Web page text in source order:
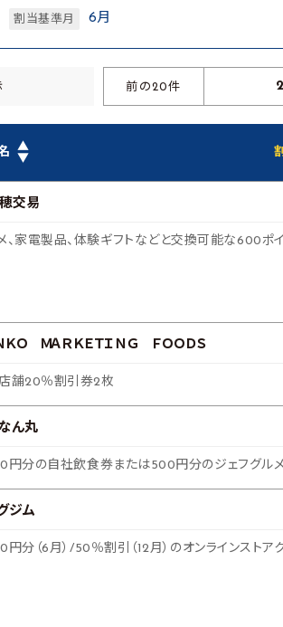
割当基準月 6月
前の20件
▲
▼
交易
、家電製品、体験ギフトなどと交換可能な600ポ
ＫＯ ＭＡＲＫＥＴＩＮＧ ＦＯＯＤＳ
舗20％割引券2枚
ん丸
円分の自社飲食券または500円分のジェフグル
ジム
分（6月）/50％割引（12月）のオンラインストア